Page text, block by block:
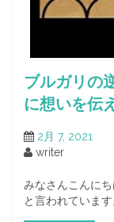
ブルガリの
に想いを伝
2月 7, 2021
writer
みなさんこんに
と言われていま